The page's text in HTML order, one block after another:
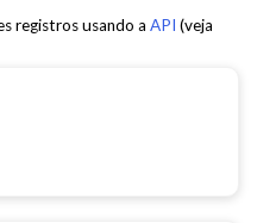
registros usando a API (veja